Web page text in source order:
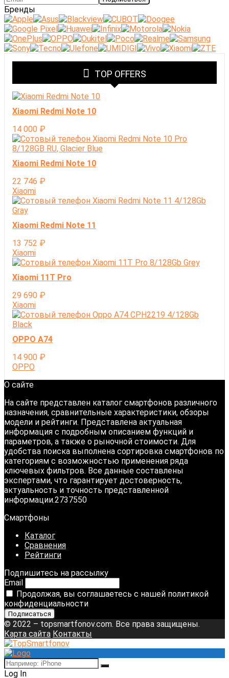
Бренды
TOP OFFERS
Xiaomi Redmi Note 10
14 000 ₽
Xiaomi Redmi Note 10
22 746 ₽
Xiaomi
Xiaomi Redmi Note 11
13 752 ₽
Xiaomi
Xiaomi 11T Pro
29 690 ₽
Xiaomi
OPPO A74
14 900 ₽
OPPO
О сайте
На сайте представлен каталог смартфонов различного
назначения, сравнительные характеристики, обзоры
модели и рейтинги. Представлена актуальная
информация с подробным описанием функций и
параметров, а также о рыночной стоимости. Для
удобства поиска выполнена сортировка смартфонов по
категориям с возможностью применения ряда
ключевых фильтров. Все данные составлены
экспертами, что гарантирует достоверность,
актуальность и точность представленной
информации.2737550
Смартфоны
Каталог
Сравнения
Рейтинги
Подпишитесь на рассылку
Email
Продолжая, вы соглашаетесь с нашей политикой
конфиденциальности
© 2022 – topsmartfonov.com. Все права защищены.
Карта сайта Контакты
Log In